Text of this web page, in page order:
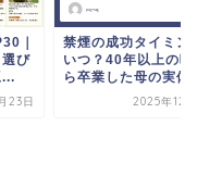
｜
び
...
23日
禁煙の成功タイミン
いつ？40年以上の喫
ら卒業した母の実体
2025年12